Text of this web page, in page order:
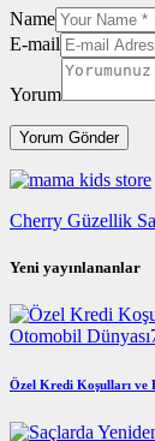
Name
E-mail
Yorum
Cherry Güzellik
Yeni yayınlananlar
Otomobil Dünyası
Özel Kredi Koşulları ve